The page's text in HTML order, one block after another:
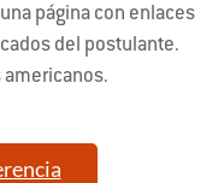
página con enlaces
del postulante.
americanos.